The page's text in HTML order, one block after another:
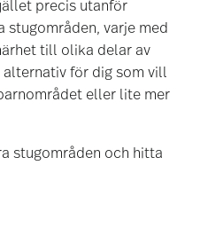
precis utanför
stugområden, varje med
till olika delar av
alternativ för dig som vill
eller lite mer
stugområden och hitta